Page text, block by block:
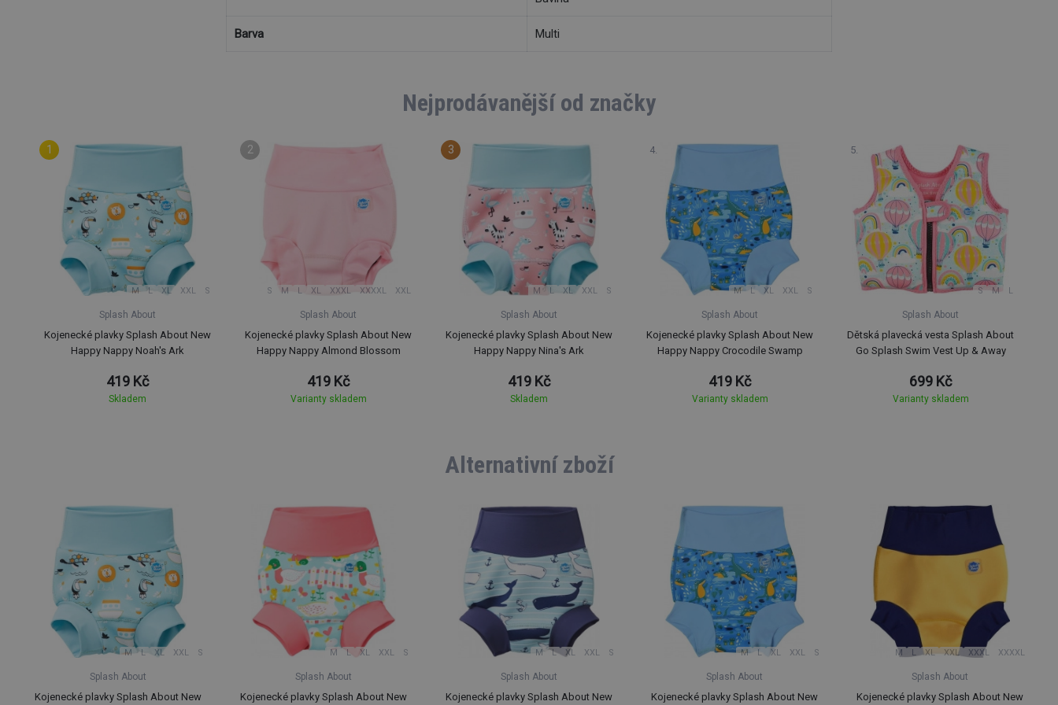
Barva Multi
Nejprodávanější od značky
M L XL XXL S
Splash About
Kojenecké plavky Splash About New
Happy Nappy Noah's Ark
419 Kč
Skladem
S M L XL XXXL XXXXL XXL
Splash About
Kojenecké plavky Splash About New
Happy Nappy Almond Blossom
419 Kč
Varianty skladem
M L XL XXL S
Splash About
Kojenecké plavky Splash About New
Happy Nappy Nina's Ark
419 Kč
Skladem
M L XL XXL S
Splash About
Kojenecké plavky Splash About New
Happy Nappy Crocodile Swamp
419 Kč
Varianty skladem
S M L
Splash About
Dětská plavecká vesta Splash About
Go Splash Swim Vest Up & Away
699 Kč
Varianty skladem
Alternativní zboží
M L XL XXL S
Splash About
Kojenecké plavky Splash About New
M L XL XXL S
Splash About
Kojenecké plavky Splash About New
M L XL XXL S
Splash About
Kojenecké plavky Splash About New
M L XL XXL S
Splash About
Kojenecké plavky Splash About New
M L XL XXL XXXL XXXXL
Splash About
Kojenecké plavky Splash About New